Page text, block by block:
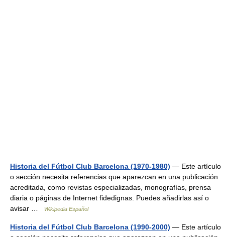
Historia del Fútbol Club Barcelona (1970-1980) — Este artículo
o sección necesita referencias que aparezcan en una publicación
acreditada, como revistas especializadas, monografías, prensa
diaria o páginas de Internet fidedignas. Puedes añadirlas así o
avisar …
Wikipedia Español
Historia del Fútbol Club Barcelona (1990-2000) — Este artículo